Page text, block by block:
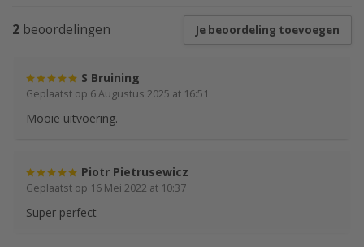
2 beoordelingen Je beoordeling toevoegen
S Bruining
Geplaatst op 6 Augustus 2025 at 16:51
Mooie uitvoering.
Piotr Pietrusewicz
Geplaatst op 16 Mei 2022 at 10:37
Super perfect